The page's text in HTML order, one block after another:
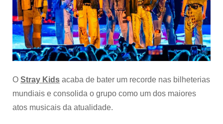
estreia
de
“Stray
Kids:
The
DominATE
cinemas
O Stray Kids acaba de bater um recorde nas bilheterias
mundiais e consolida o grupo como um dos maiores
atos musicais da atualidade.